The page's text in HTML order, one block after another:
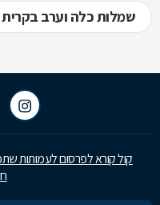
שמלות כלה וערב בקרית
קול קורא לפרסום לעמותות